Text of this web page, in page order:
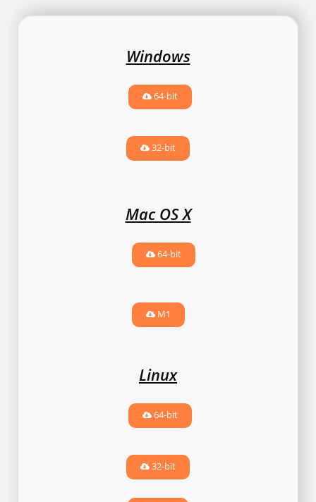
Windows
64-bit
32-bit
Mac OS X
64-bit
M1
Linux
64-bit
32-bit